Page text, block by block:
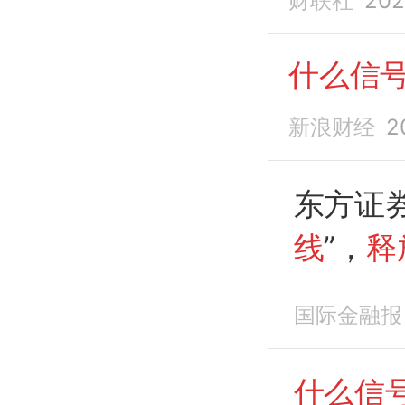
什么信
新浪财经
东方证
线”， 释
国际金融报
什么信